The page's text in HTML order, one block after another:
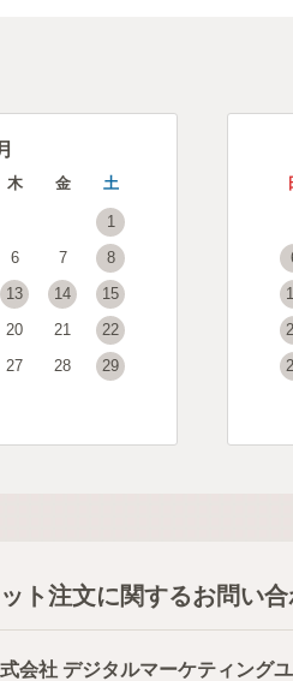
木 金 土
1
6 7
8
13 14
15
20 21
22
27 28
29
ト注文に関するお問い
会社 デジタルマーケティング